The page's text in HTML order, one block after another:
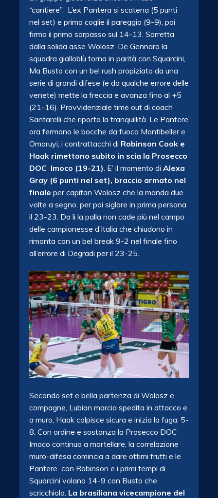
“cantiere”. L’ex Pantera si scatena (5 punti
nel set) e prima coglie il pareggio (9-9), poi
firma il primo sorpasso sul 14-13. Sorretta
dalla solida asse Wolosz-De Gennaro la
squadra gialloblù torna in parità con Squarcini,
Ma Busto con un bel rush propiziato da una
serie di grandi difese (e da qualche errore delle
venete) mette la freccia e avanza fino al +5
(21-16). Provvidenziale time out di coach
Santarelli che riporta la tranquillità. Le Pantere
ora fermano le bocche da fuoco Montibeller e
Omoruyi, i contrattacchi di Robinson Cook e
Haak rimettono subito in scia la Prosecco
DOC Imoco (19-21). E’ il momento di Alexa
Gray (6 punti nel set), braccio armato nel
finale per capitan Wolosz che la manda due
volte a segno, per poi siglare in prima persona
il 23-23. Da lì la palla non cade più nel campo
delle campionesse d’Italia che chiudono in
rimonta con un bel break 9-2 nel finale fino
all’errore di Degradi per il 23-25.
Secondo set e bella partenza di Wolosz e
compagne, Lubian marcia spedita in attacco e
a muro, Haak colpisce sicura e inizia la fuga: 5-
8. Con ordine e sostanza la Prosecco DOC
Imoco continua a martellare, la correlazione
muro-difesa comincia a dare ottimi frutti e le
Pantere con Robinson e i primi tempi di
Squarcini volano 14-9 con Busto che
scricchiola. La brasiliana vicecampione del